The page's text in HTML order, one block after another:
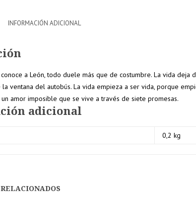
INFORMACIÓN ADICIONAL
a León, todo duele más que de costumbre. La vida
ventana del autobús. La vida empieza a ser vida, porque
amor imposible que se vive a través de siete promesas.
adicional
0,2 kg